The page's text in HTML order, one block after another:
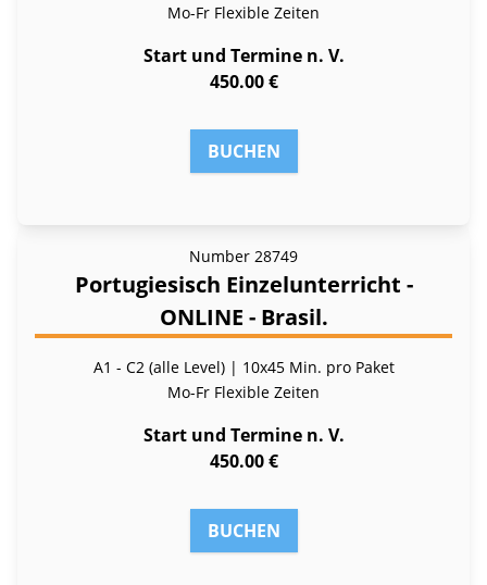
Mo-Fr Flexible Zeiten
Start und Termine n. V.
450.00 €
BUCHEN
Number 28749
Portugiesisch Einzelunterricht -
ONLINE - Brasil.
A1 - C2 (alle Level) | 10x45 Min. pro Paket
Mo-Fr Flexible Zeiten
Start und Termine n. V.
450.00 €
BUCHEN